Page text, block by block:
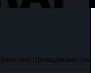
принадлежат их